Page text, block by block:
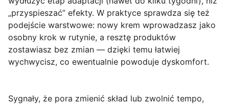
„przyspieszać” efekty. W praktyce sprawdza się też
podejście warstwowe: nowy krem wprowadzasz jako
osobny krok w rutynie, a resztę produktów
zostawiasz bez zmian — dzięki temu łatwiej
wychwycisz, co ewentualnie powoduje dyskomfort.
Sygnały, że pora zmienić skład lub zwolnić tempo,